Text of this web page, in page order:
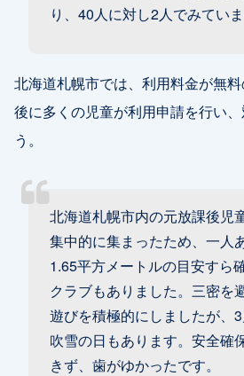
り、40人に対し2人でみていま
北海道札幌市では、利用料金が無
後に多くの児童が利用申請を行い
う。
北海道札幌市内の元放課後児
集中的に集まったため、一人
1.65平方メートルの目安すら
クラブもありました。三密を
遊びを積極的にしましたが、
吹雪の日もあります。安全確
きず、歯がゆかったです。